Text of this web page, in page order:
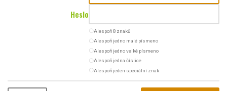
Heslo
radio_button_uncheckedAlespoň 8 znaků
radio_button_uncheckedAlespoň jedno malé písmeno
radio_button_uncheckedAlespoň jedno velké písmeno
radio_button_uncheckedAlespoň jedna číslice
radio_button_uncheckedAlespoň jeden speciální znak